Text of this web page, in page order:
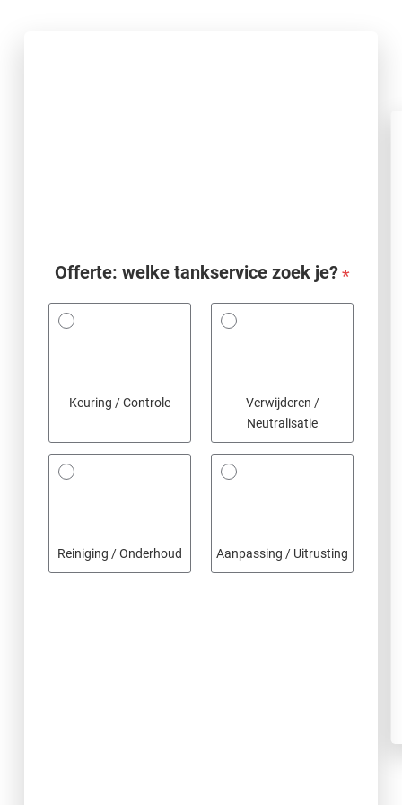
Offerte: welke tankservice zoek je?*
Keuring / Controle
Verwijderen /
Neutralisatie
Reiniging / Onderhoud Aanpassing / Uitrusting